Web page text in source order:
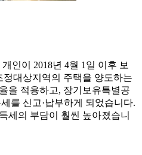
인이 2018년 4월 1일 이후 보
대상지역의 주택을 양도하는
을 적용하고, 장기보유특별공
를 신고·납부하게 되었습니다.
세의 부담이 훨씬 높아졌습니